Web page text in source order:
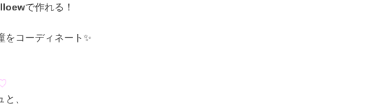
で作れる！
をコーディネート✨
、